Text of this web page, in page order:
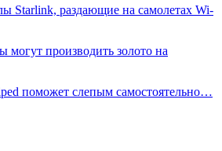
Starlink, раздающие на самолетах Wi-
могут производить золото на
поможет слепым самостоятельно…